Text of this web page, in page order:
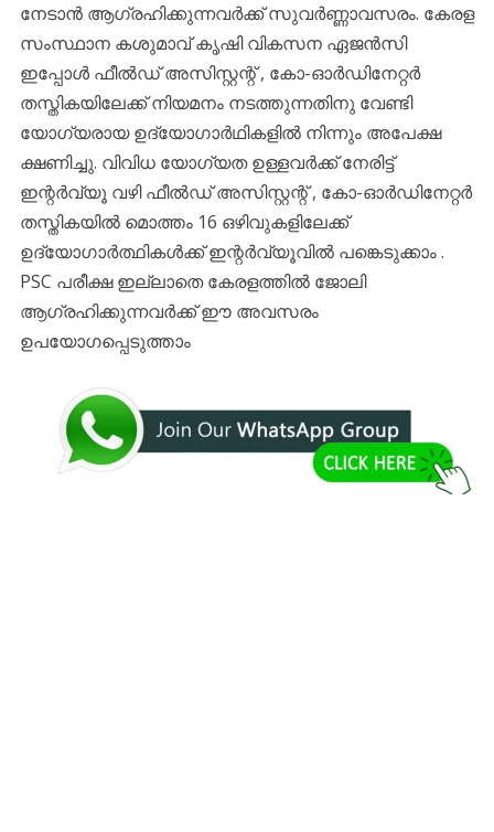
നേടാന്‍ ആഗ്രഹിക്കുന്നവര്‍ക്ക് സുവര്‍ണ്ണാവസരം. കേരള
സംസ്ഥാന കശുമാവ് കൃഷി വികസന ഏജൻസി
ഇപ്പോള്‍ ഫീൽഡ് അസിസ്റ്റന്റ് , കോ-ഓർഡിനേറ്റർ
തസ്തികയിലേക്ക് നിയമനം നടത്തുന്നതിനു വേണ്ടി
യോഗ്യരായ ഉദ്യോഗാര്‍ഥികളില്‍ നിന്നും അപേക്ഷ
ക്ഷണിച്ചു. വിവിധ യോഗ്യത ഉള്ളവര്‍ക്ക് നേരിട്ട്
ഇന്റര്‍വ്യൂ വഴി ഫീൽഡ് അസിസ്റ്റന്റ് , കോ-ഓർഡിനേറ്റർ
തസ്തികയില്‍ മൊത്തം 16 ഒഴിവുകളിലേക്ക്
ഉദ്യോഗാര്‍ത്ഥികള്‍ക്ക് ഇന്റര്‍വ്യൂവില്‍ പങ്കെടുക്കാം .
PSC പരീക്ഷ ഇല്ലാതെ കേരളത്തില്‍ ജോലി
ആഗ്രഹിക്കുന്നവര്‍ക്ക് ഈ അവസരം
ഉപയോഗപ്പെടുത്താം